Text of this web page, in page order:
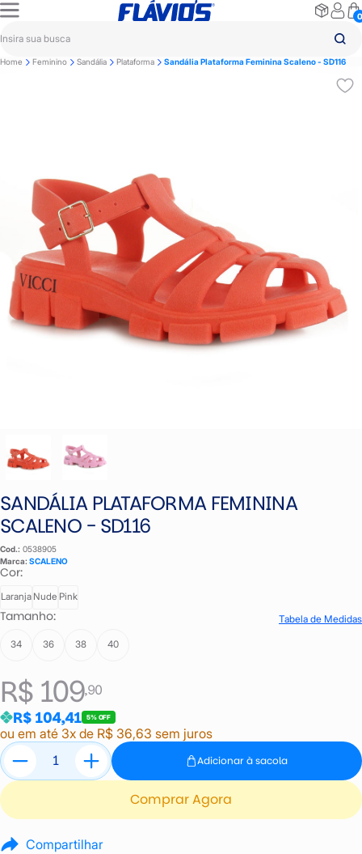
0
Home Feminino Sandália Plataforma Sandália Plataforma Feminina Scaleno - SD116
SANDÁLIA PLATAFORMA FEMININA
SCALENO - SD116
Cod.: 0538905
Marca: SCALENO
R$ 109,90
R$ 104,41 5% OFF
ou em até 3x de R$ 36,63 sem juros
Cor:
Laranja Nude Pink
Tamanho: Tabela de Medidas
34 36 38 40
Adicionar à sacola
Comprar Agora
Compartilhar